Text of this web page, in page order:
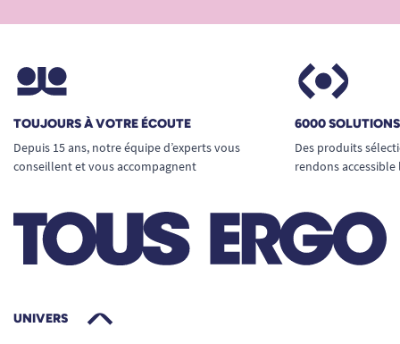
TOUJOURS À VOTRE ÉCOUTE
Depuis 15 ans, notre équipe d’experts vous
conseillent et vous accompagnent
6000
Des produits
rendons
UNIVERS